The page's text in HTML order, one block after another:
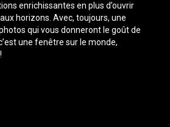
enrichissantes en plus d’ouvrir
horizons. Avec, toujours, une
qui vous donneront le goût de
une fenêtre sur le monde,